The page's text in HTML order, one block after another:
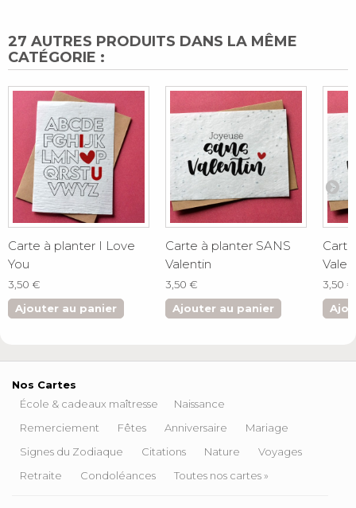
27 AUTRES PRODUITS DANS LA MÊME
CATÉGORIE :
Carte à planter I Love
You
3,50 €
Ajouter au panier
Carte à planter SANS
Valentin
3,50 €
Ajouter au panier
3,50 €
Nos Cartes
École & cadeaux maîtresse
Naissance
Remerciement
Fêtes Anniversaire
Mariage
Signes du Zodiaque
Citations Nature
Voyages
Retraite
Condoléances Toutes nos cartes »